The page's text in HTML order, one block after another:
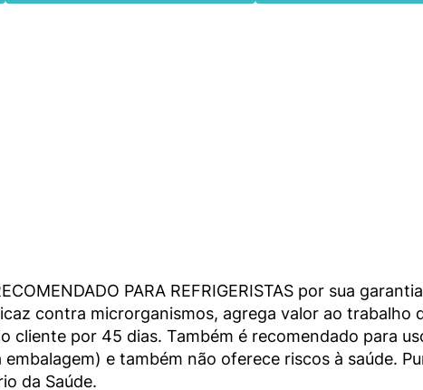
PARA REFRIGERISTAS por sua
contra microrganismos, agrega valor ao trabalho
por 45 dias. Também é recomendado para
e também não oferece riscos à saúde.
da Saúde.